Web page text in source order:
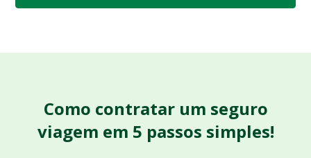
Como contratar um seguro
viagem em 5 passos simples!